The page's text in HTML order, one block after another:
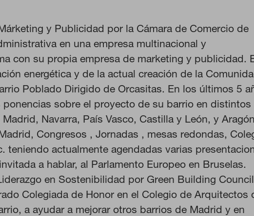
y Publicidad por la Cámara de Comercio de
en una empresa multinacional y
con su propia empresa de marketing y publicidad.
energética y de la actual creación de la
Poblado Dirigido de Orcasitas. En los últimos 5
sobre el proyecto de su barrio en distintos
Navarra, País Vasco, Castilla y León, y
Congresos , Jornadas , mesas redondas,
teniendo actualmente agendadas varias
a hablar, al Parlamento Europeo en Bruselas.
en Sostenibilidad por Green Building Council
Colegiada de Honor en el Colegio de Arquitectos
a ayudar a mejorar otros barrios de Madrid y en
RECHAZAR TODO
web funcione y no se pueden desactivar en nuestros sistemas. Puede
cookies, pero alguna áreas del sitio no funcionarán. Estas cookies no
y fuentes de tráfico para poder evaluar el rendimiento de nuestro sitio y
menos visitadas, y cómo los visitantes navegan por el sitio. Toda la información